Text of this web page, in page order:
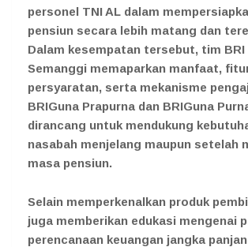
personel TNI AL dalam
pensiun secara lebih matang dan
Dalam kesempatan tersebut, tim BRI
Semanggi memaparkan manfaat,
persyaratan, serta mekanisme
BRIGuna Prapurna dan BRIGuna
dirancang untuk mendukung
nasabah menjelang maupun setelah
masa pensiun.
Selain memperkenalkan produk
juga memberikan edukasi mengenai
perencanaan keuangan jangka